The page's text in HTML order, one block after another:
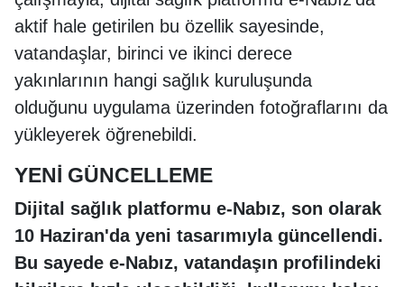
aktif hale getirilen bu özellik sayesinde,
vatandaşlar, birinci ve ikinci derece
yakınlarının hangi sağlık kuruluşunda
olduğunu uygulama üzerinden fotoğraflarını da
yükleyerek öğrenebildi.
YENİ GÜNCELLEME
Dijital sağlık platformu e-Nabız, son olarak
10 Haziran'da yeni tasarımıyla güncellendi.
Bu sayede e-Nabız, vatandaşın profilindeki